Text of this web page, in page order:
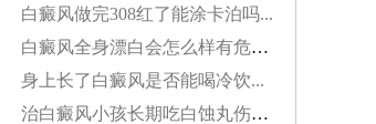
白癜风做完308红了能涂卡泊吗...
白癜风全身漂白会怎么样有危害吗...
身上长了白癜风是否能喝冷饮...
治白癜风小孩长期吃白蚀丸伤肝吗...